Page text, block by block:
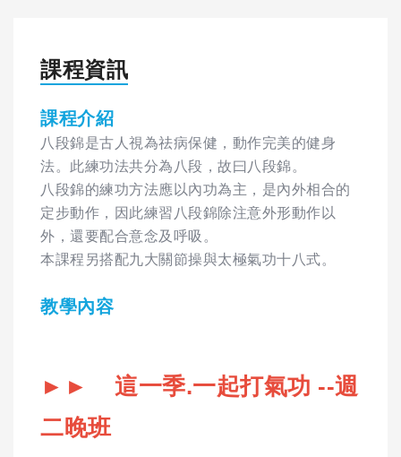
課程資訊
課程介紹
八段錦是古人視為祛病保健，動作完美的健身
法。此練功法共分為八段，故曰八段錦。
八段錦的練功方法應以內功為主，是內外相合的
定步動作，因此練習八段錦除注意外形動作以
外，還要配合意念及呼吸。
本課程另搭配九大關節操與太極氣功十八式。
教學內容
►► 這一季.一起打氣功 --週
二晚班